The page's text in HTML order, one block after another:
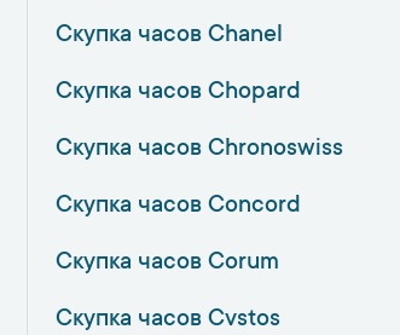
Скупка часов Chanel
Скупка часов Chopard
Скупка часов Chronoswiss
Скупка часов Concord
Скупка часов Corum
Скупка часов Cvstos